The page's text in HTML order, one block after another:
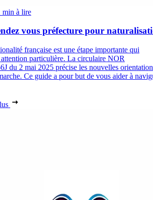
min à lire
vous préfecture pour
française est une étape importante qui
attention particulière. La circulaire NOR
du 2 mai 2025 précise les nouvelles
Ce guide a pour but de vous aider à